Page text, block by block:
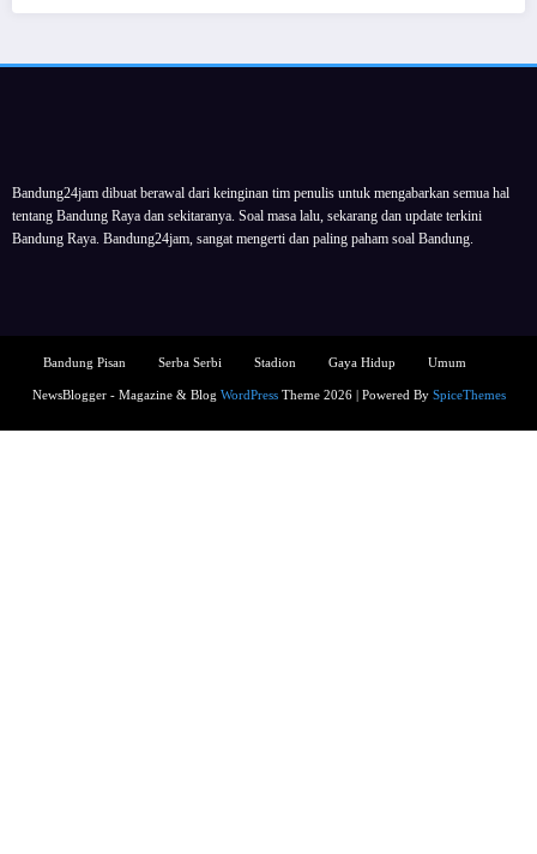
Bandung24jam dibuat berawal dari keinginan tim penulis untuk mengabarkan semua hal
tentang Bandung Raya dan sekitaranya. Soal masa lalu, sekarang dan update terkini
Bandung Raya. Bandung24jam, sangat mengerti dan paling paham soal Bandung.
Bandung Pisan Serba Serbi Stadion Gaya Hidup Umum
NewsBlogger - Magazine & Blog WordPressTheme 2026 | Powered By SpiceThemes